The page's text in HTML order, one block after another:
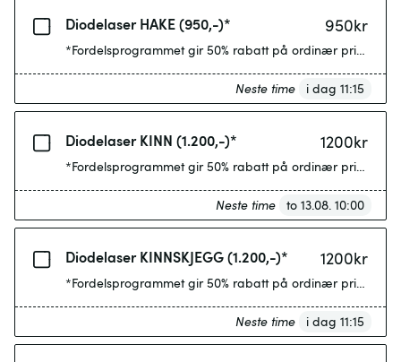
Diodelaser HAKE (950,-)* 950kr
*Fordelsprogrammet gir 50% rabatt på ordinær pris etter
Neste time i dag 11:15
Diodelaser KINN (1.200,-)* 1200kr
*Fordelsprogrammet gir 50% rabatt på ordinær pris etter
Neste time to 13.08. 10:00
Diodelaser KINNSKJEGG (1.200,-)* 1200kr
*Fordelsprogrammet gir 50% rabatt på ordinær pris etter
Neste time i dag 11:15